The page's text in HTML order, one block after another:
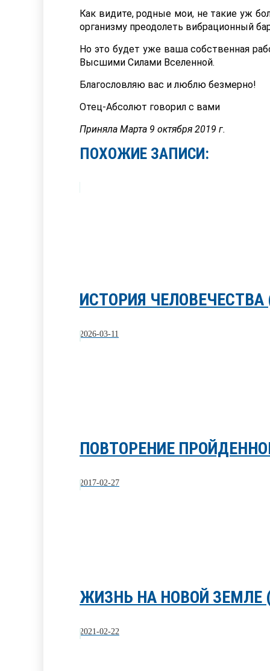
Как видите, родные мои, не такие уж
организму преодолеть вибрационный
Но это будет уже ваша собственная
Высшими Силами Вселенной.
Благословляю вас и люблю безмерно!
Отец-Абсолют говорил с вами
Приняла Марта 9 октября 2019 г.
ПОХОЖИЕ ЗАПИСИ:
ИСТОРИЯ
2026-03-11
ПОВТОРЕНИЕ
2017-02-27
ЖИЗНЬ НА НОВОЙ ЗЕМЛЕ
2021-02-22